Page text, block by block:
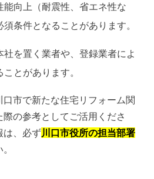
能向上（耐震性、省エネ性な
条件となることがあります。
社を置く業者や、登録業者によ
とがあります。
口市で新たな住宅リフォーム関
の参考としてご活用くださ
は、必ず川口市役所の担当部署